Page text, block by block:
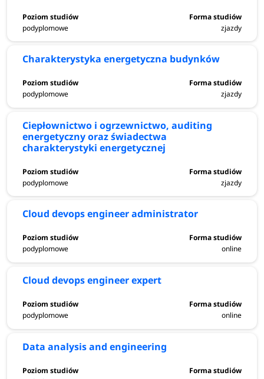
podyplomowe zjazdy
Charakterystyka energetyczna budynków
podyplomowe zjazdy
Ciepłownictwo i ogrzewnictwo, auditing
energetyczny oraz świadectwa
charakterystyki energetycznej
podyplomowe zjazdy
Cloud devops engineer administrator
podyplomowe online
Cloud devops engineer expert
podyplomowe online
Data analysis and engineering